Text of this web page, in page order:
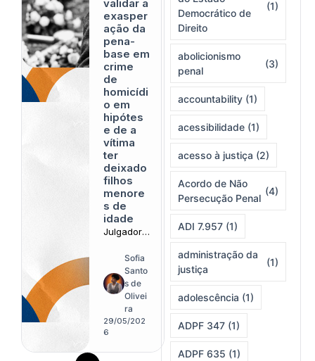
validar a
exasper
ação da
pena-
base em
crime
de
homicídi
o em
hipótes
e de a
vítima
ter
deixado
filhos
menore
s de
idade
Julgadore
reconhec
em efeitos
emocionai
s
duradouro
s sobre
crianças
Sofia
Santo
s de
Olivei
ra
29/05/202
6
Democrático de
Direito
(1)
abolicionismo
penal
(3)
accountability (1)
acessibilidade (1)
acesso à justiça (2)
Acordo de Não
Persecução Penal
(4)
ADI 7.957 (1)
administração da
justiça
(1)
adolescência (1)
ADPF 347 (1)
ADPF 635 (1)